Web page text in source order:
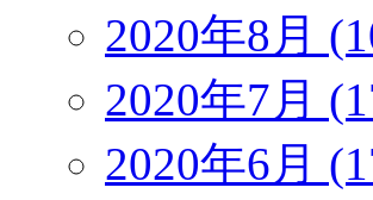
2020年8月
2020年7月
2020年6月